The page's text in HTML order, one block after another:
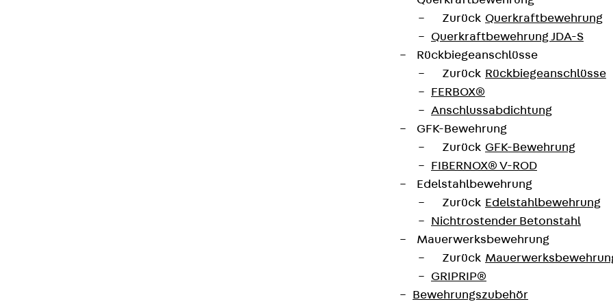
Zurück Querkraftbewehrung
Querkraftbewehrung JDA-S
Rückbiegeanschlüsse
Zurück Rückbiegeanschlüsse
FERBOX®
Anschlussabdichtung
GFK-Bewehrung
Zurück GFK-Bewehrung
FIBERNOX® V-ROD
Edelstahlbewehrung
Zurück Edelstahlbewehrung
Nichtrostender Betonstahl
Mauerwerksbewehrung
Zurück
GRIPRIP®
Bewehrungszubehör